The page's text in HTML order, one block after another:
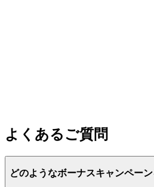
よく あるご質問
どのようなボーナスキャンペーン